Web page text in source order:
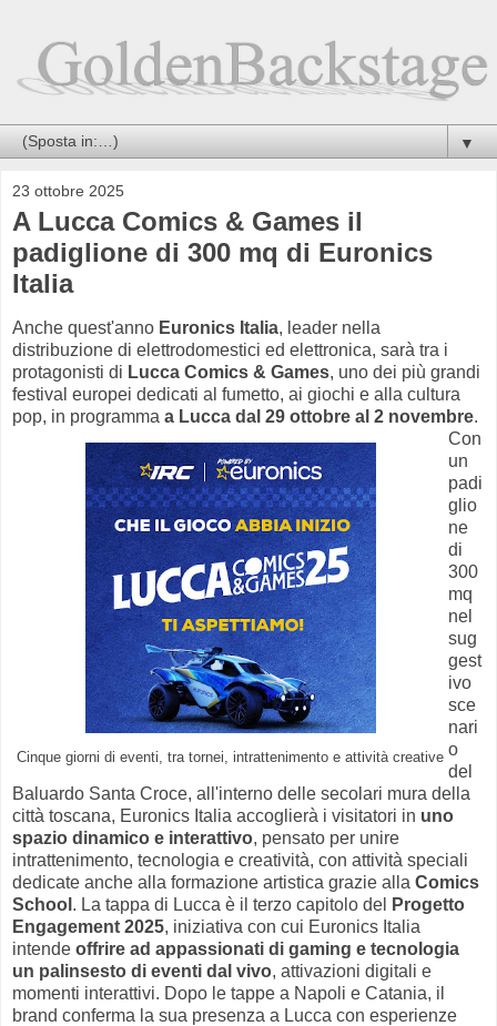
▼
23 ottobre 2025
A Lucca Comics & Games il
padiglione di 300 mq di Euronics
Italia
Anche quest'anno Euronics Italia, leader nella
distribuzione di elettrodomestici ed elettronica, sarà tra i
protagonisti di Lucca Comics & Games, uno dei più grandi
festival europei dedicati al fumetto, ai giochi e alla cultura
pop, in programma a Lucca dal 29 ottobre al 2 novembre.
Cinque giorni di eventi, tra tornei, intrattenimento e attività creative
Con
un
padi
glio
ne
di
300
mq
nel
sug
gest
ivo
sce
nari
o
del
Baluardo Santa Croce, all'interno delle secolari mura della
città toscana, Euronics Italia accoglierà i visitatori in uno
spazio dinamico e interattivo, pensato per unire
intrattenimento, tecnologia e creatività, con attività speciali
dedicate anche alla formazione artistica grazie alla Comics
School . La tappa di Lucca è il terzo capitolo del
Progetto
Engagement 2025, iniziativa con cui Euronics Italia
intende offrire ad appassionati di gaming e tecnologia
un palinsesto di eventi dal vivo, attivazioni digitali e
momenti interattivi. Dopo le tappe a Napoli e Catania, il
brand conferma la sua presenza a Lucca con esperienze